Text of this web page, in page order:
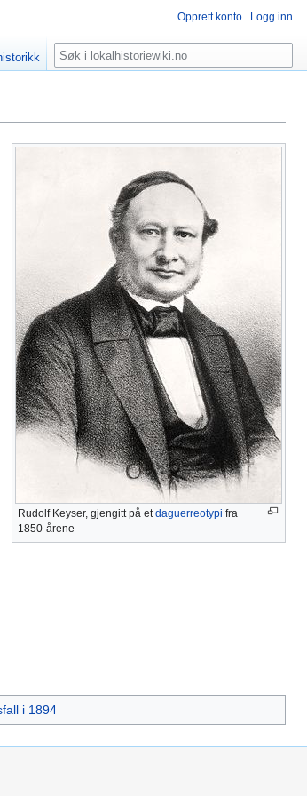
Rudolf Keyser, gjengitt på etdaguerreotypi fra
1850-årene
i 1894
Opprett konto Logg inn
Søk